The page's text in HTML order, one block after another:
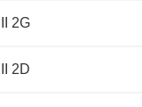
II 2G
II 2D